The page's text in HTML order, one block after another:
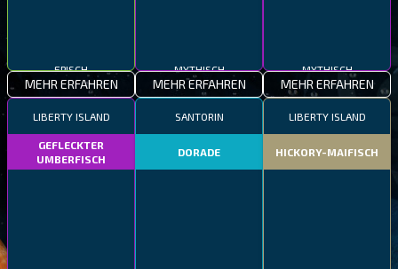
EPISCH
MEHR ERFAHREN
MYTHISCH
MEHR ERFAHREN
MYTHISCH
MEHR ERFAHREN
LIBERTY ISLAND
GEFLECKTER
UMBERFISCH
SANTORIN
DORADE
LIBERTY ISLAND
HICKORY-MAIFISCH